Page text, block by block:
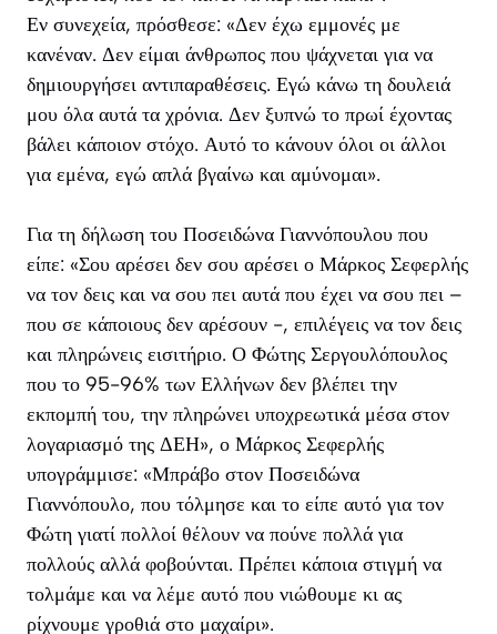
Εν συνεχεία, πρόσθεσε: «Δεν έχω εμμονές με
κανέναν. Δεν είμαι άνθρωπος που ψάχνεται για να
δημιουργήσει αντιπαραθέσεις. Εγώ κάνω τη δουλειά
μου όλα αυτά τα χρόνια. Δεν ξυπνώ το πρωί έχοντας
βάλει κάποιον στόχο. Αυτό το κάνουν όλοι οι άλλοι
για εμένα, εγώ απλά βγαίνω και αμύνομαι».
Για τη δήλωση του Ποσειδώνα Γιαννόπουλου που
είπε: «Σου αρέσει δεν σου αρέσει ο Μάρκος Σεφερλής
να τον δεις και να σου πει αυτά που έχει να σου πει –
που σε κάποιους δεν αρέσουν -, επιλέγεις να τον δεις
και πληρώνεις εισιτήριο. Ο Φώτης Σεργουλόπουλος
που το 95-96% των Ελλήνων δεν βλέπει την
εκπομπή του, την πληρώνει υποχρεωτικά μέσα στον
λογαριασμό της ΔΕΗ», ο Μάρκος Σεφερλής
υπογράμμισε: «Μπράβο στον Ποσειδώνα
Γιαννόπουλο, που τόλμησε και το είπε αυτό για τον
Φώτη γιατί πολλοί θέλουν να πούνε πολλά για
πολλούς αλλά φοβούνται. Πρέπει κάποια στιγμή να
τολμάμε και να λέμε αυτό που νιώθουμε κι ας
ρίχνουμε γροθιά στο μαχαίρι».